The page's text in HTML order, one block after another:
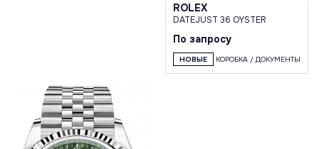
ROLEX
DATEJUST 36 OYSTER
По запросу
НОВЫЕ КОРОБКА / ДОКУМЕНТЫ